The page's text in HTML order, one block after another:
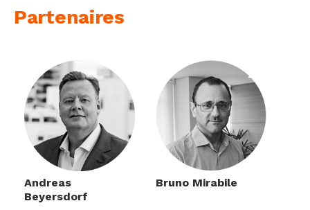
Partenaires
Andreas
Beyersdorf
Bruno Mirabile